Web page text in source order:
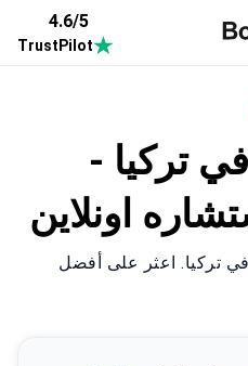
4.6/5
TrustPilot
تركيا -
اونلاين
تركيا. اعثر على أفضل